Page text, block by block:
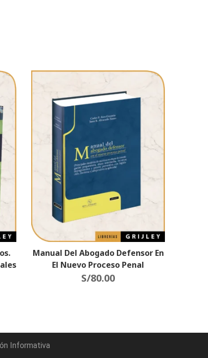
Manual Del Abogado Defensor En
El Nuevo Proceso Penal
S/80.00
Informativa